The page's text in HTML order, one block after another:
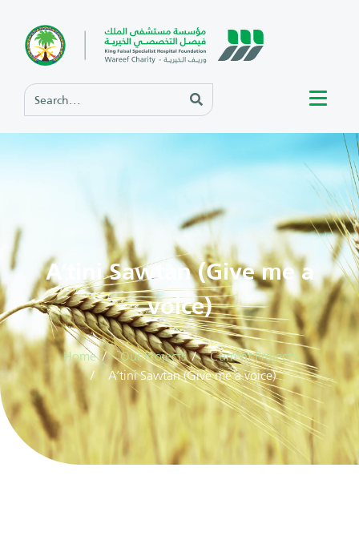
A’tini Sawtan (Give me a
voice)
Home Our Projects Current Projects
A’tini Sawtan (Give me a voice)